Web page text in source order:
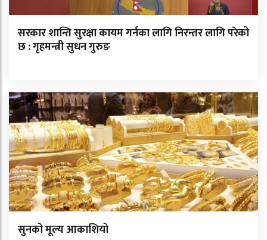
सरकार शान्ति सुरक्षा कायम गर्नका लागि निरन्तर लागि परेको
छ : गृहमन्त्री सुधन गुरुङ
सुनको मूल्य आकाशियो